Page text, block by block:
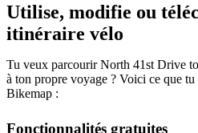
Utilise, modifie ou
itinéraire vélo
Tu veux parcourir North 41st Drive
à ton propre voyage ? Voici ce que
Bikemap :
Fonctionnalités gratuites